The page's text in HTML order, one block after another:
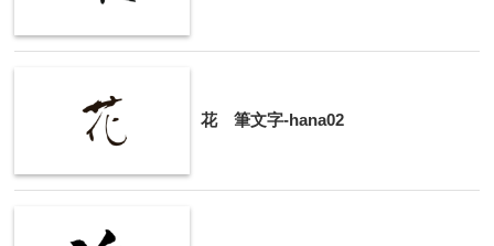
花 筆文字-hana02